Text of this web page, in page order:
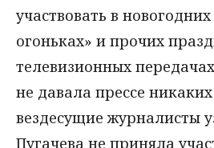
участвовать в
огоньках» и прочих
телевизионных
не давала прессе
вездесущие журналисты
Пугачева не приняла